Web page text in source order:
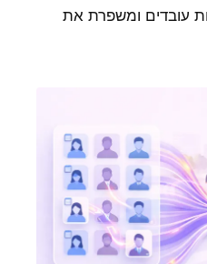
עובדים ומשפרת את